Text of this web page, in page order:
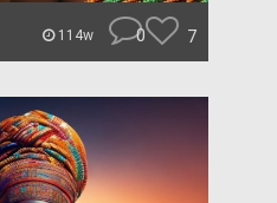
114w 0 7